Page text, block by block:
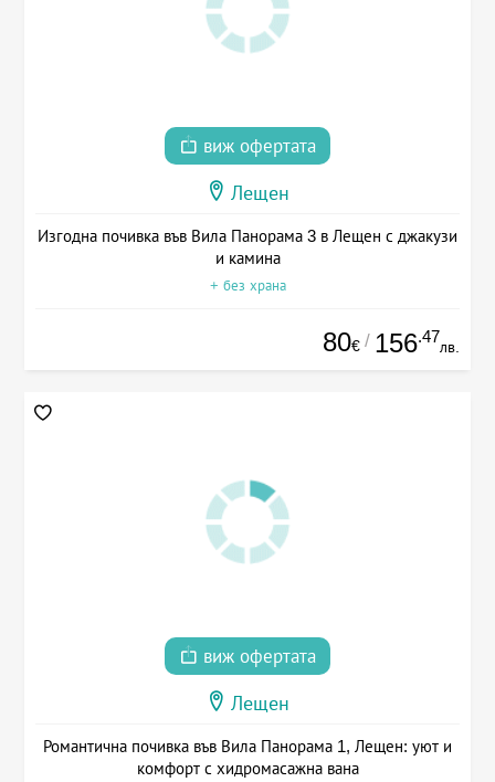
виж офертата
Лещен
Изгодна почивка във Вила Панорама 3 в Лещен с джакузи
и камина
+ без храна
80€ / 156.47
лв.
виж офертата
Лещен
Романтична почивка във Вила Панорама 1, Лещен: уют и
комфорт с хидромасажна вана